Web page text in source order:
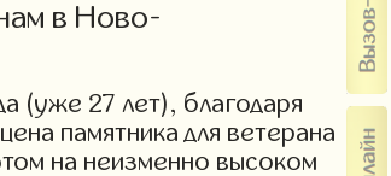
в Ново-
(уже 27 лет), благодаря
памятника для ветерана
на неизменно высоком